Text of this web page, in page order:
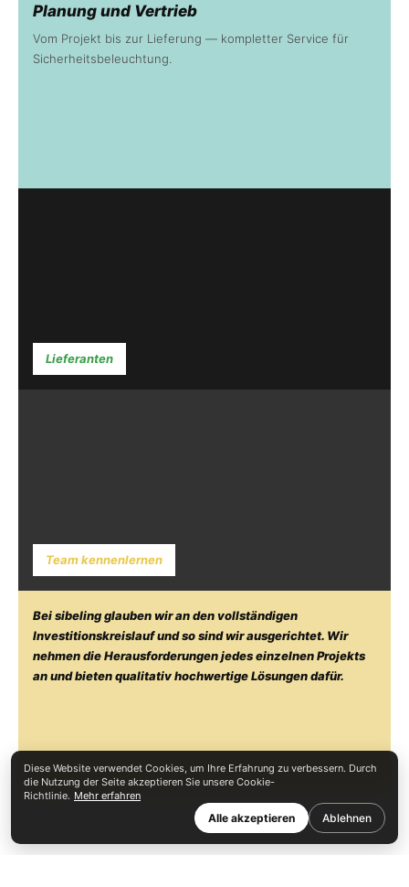
Planung und Vertrieb
Vom Projekt bis zur Lieferung — kompletter Service für
Sicherheitsbeleuchtung.
Lieferanten
Team kennenlernen
Bei sibeling glauben wir an den vollständigen
Investitionskreislauf und so sind wir ausgerichtet. Wir
nehmen die Herausforderungen jedes einzelnen Projekts
an und bieten qualitativ hochwertige Lösungen dafür.
Diese Website verwendet Cookies, um Ihre Erfahrung zu verbessern. Durch
die Nutzung der Seite akzeptieren Sie unsere Cookie-
Richtlinie. Mehr erfahren
Alle akzeptieren Ablehnen